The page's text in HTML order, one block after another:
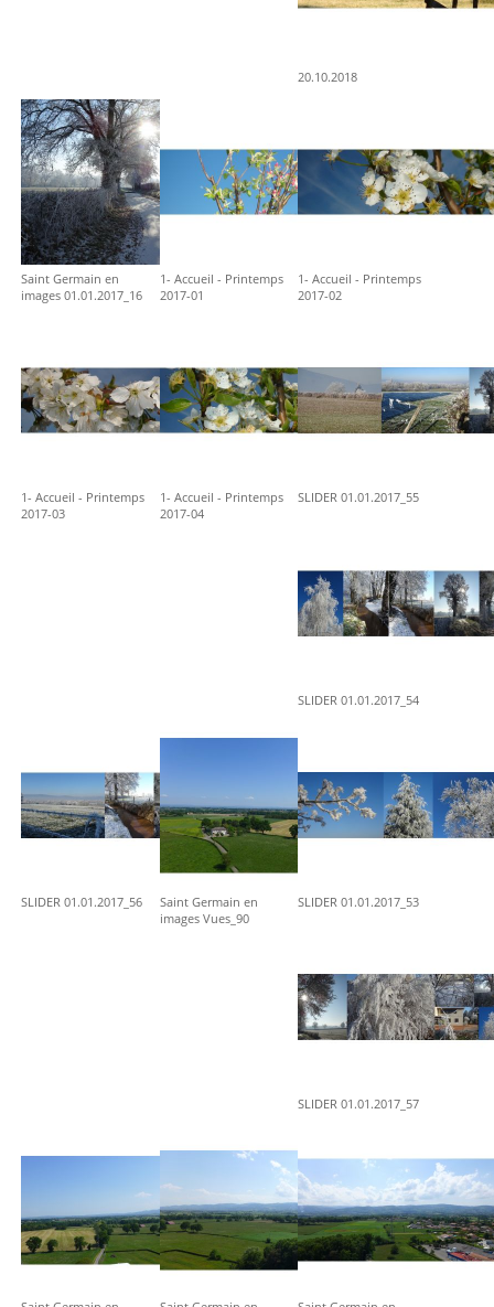
20.10.2018
Saint Germain en
images 01.01.2017_16
1- Accueil - Printemps
2017-01
1- Accueil - Printemps
2017-02
1- Accueil - Printemps
2017-03
1- Accueil - Printemps
2017-04
SLIDER 01.01.2017_55
SLIDER 01.01.2017_54
SLIDER 01.01.2017_56
Saint Germain en
images Vues_90
SLIDER 01.01.2017_53
SLIDER 01.01.2017_57